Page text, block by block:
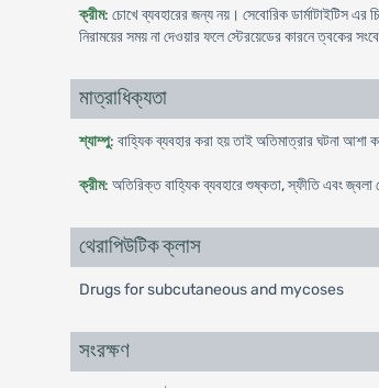
ক্রীম: চোখে ব্যবহারের জন্য নয়। সেবোরিক ডার্মাটাইটিস এর
নিরাময়ের সময় না দেওয়ার ফলে স্টেরয়েডের কারনে ত্বকের
মাত্রাধিক্যতা
শ্যাম্পু: বাহ্যিক ব্যবহার করা হয় তাই অতিমাত্রার ঘটনা আশা
ক্রীম: অতিরিক্ত বাহ্যিক ব্যবহারে শুষ্কতা, স্ফীতি এবং
থেরাপিউটিক ক্লাস
Drugs for subcutaneous and mycoses
সংরক্ষণ